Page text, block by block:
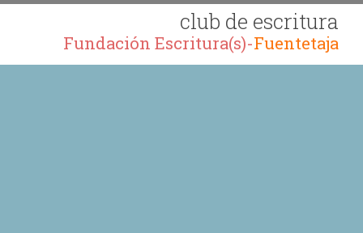
club de escritura
Fundación Escritura(s)-Fuentetaja